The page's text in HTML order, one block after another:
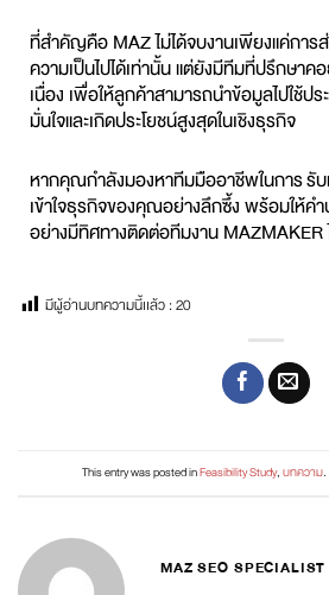
ที่สำคัญคือ MAZ ไม่ได้จบงานเพียงแค่กา
ความเป็นไปได้เท่านั้น แต่ยังมีทีมที่ปรึกษาค
เนื่อง เพื่อให้ลูกค้าสามารถนำข้อมูลไปใช้ป
มั่นใจและเกิดประโยชน์สูงสุดในเชิงธุรกิจ
หากคุณกำลังมองหาทีมมืออาชีพในการรั
เข้าใจธุรกิจของคุณอย่างลึกซึ้ง พร้อมให้ค
อย่างมีทิศทางติดต่อทีมงาน MAZMAKER
มีผู้อ่านบทความนี้เเล้ว :20
This entry was posted inFeasibility Study,บทความ.
MAZ SEO SPECIALIST